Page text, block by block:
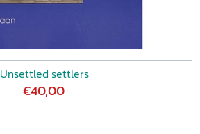
Unsettled settlers
€40,00